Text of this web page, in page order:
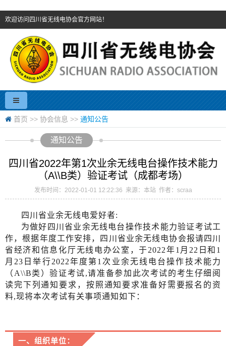
欢迎访问四川省无线电协会官方网站！
首页 >> 协会信息 >> 通知公告
通知公告
四川省2022年第1次业余无线电台操作技术能力
（A\\B类）验证考试（成都考场）
发布时间：2022-01-01 12:22:36 来源：本站 作者：scraa
四川省业余无线电爱好者:
为做好四川省业余无线电台操作技术能力验证考试工
作，根据年度工作安排，四川省业余无线电协会报请四川
省经济和信息化厅无线电办公室，于2022年1月22日和1
月23日举行2022年度第1次业余无线电台操作技术能力
（A\\B类）验证考试,请准备参加此次考试的考生仔细阅
读完下列通知要求，按照通知要求准备好需要报名的资
料,现将本次考试有关事项通知如下：
一、组织单位：